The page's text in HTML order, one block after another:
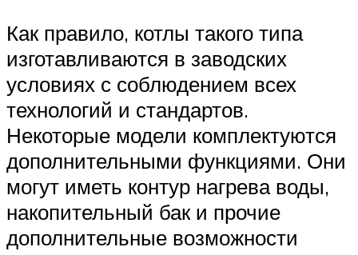
Как правило, котлы такого типа
изготавливаются в заводских
условиях с соблюдением всех
технологий и стандартов.
Некоторые модели комплектуются
дополнительными функциями. Они
могут иметь контур нагрева воды,
накопительный бак и прочие
дополнительные возможности